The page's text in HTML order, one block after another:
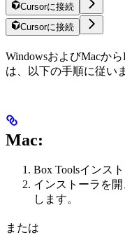
Cursorに接続
Cursorに接続
WindowsおよびMacか
は、以下の手順に従い
Mac:
Box Toolsインス
インストーラを
します。
または